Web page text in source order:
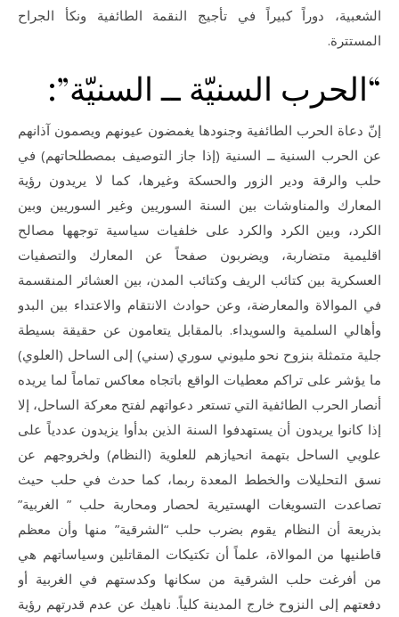
الشعبية، دوراً كبيراً في تأجيج النقمة الطائفية ونكأ الجراح
المستترة.
“الحرب السنيّة ــ السنيّة”:
إنّ دعاة الحرب الطائفية وجنودها يغمضون عيونهم ويصمون آذانهم
عن الحرب السنية ــ السنية (إذا جاز التوصيف بمصطلحاتهم) في
حلب والرقة ودير الزور والحسكة وغيرها، كما لا يريدون رؤية
المعارك والمناوشات بين السنة السوريين وغير السوريين وبين
الكرد، وبين الكرد والكرد على خلفيات سياسية توجهها مصالح
اقليمية متضاربة، ويضربون صفحاً عن المعارك والتصفيات
العسكرية بين كتائب الريف وكتائب المدن، بين العشائر المنقسمة
في الموالاة والمعارضة، وعن حوادث الانتقام والاعتداء بين البدو
وأهالي السلمية والسويداء. بالمقابل يتعامون عن حقيقة بسيطة
جلية متمثلة بنزوح نحو مليوني سوري (سني) إلى الساحل (العلوي)
ما يؤشر على تراكم معطيات الواقع باتجاه معاكس تماماً لما يريده
أنصار الحرب الطائفية التي تستعر دعواتهم لفتح معركة الساحل، إلا
إذا كانوا يريدون أن يستهدفوا السنة الذين بدأوا يزيدون عددياً على
علويي الساحل بتهمة انحيازهم للعلوية (النظام) ولخروجهم عن
نسق التحليلات والخطط المعدة ربما، كما حدث في حلب حيث
تصاعدت التسويغات الهستيرية لحصار ومحاربة حلب ” الغربية”
بذريعة أن النظام يقوم بضرب حلب “الشرقية” منها وأن معظم
قاطنيها من الموالاة، علماً أن تكتيكات المقاتلين وسياساتهم هي
من أفرغت حلب الشرقية من سكانها وكدستهم في الغربية أو
دفعتهم إلى النزوح خارج المدينة كلياً. ناهيك عن عدم قدرتهم رؤية